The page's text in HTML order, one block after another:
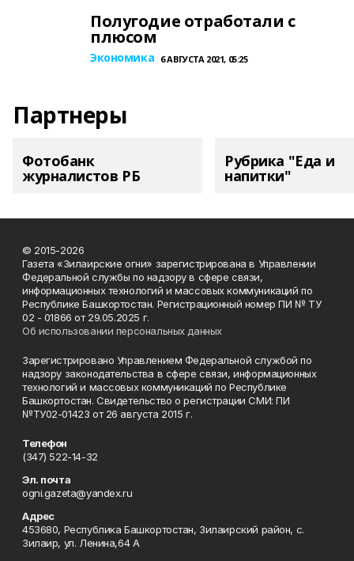
Полугодие отработали с
плюсом
Экономика 6 АВГУСТА 2021, 05:25
Партнеры
Фотобанк
журналистов РБ
Рубрика "Еда и
напитки"
© 2015-2026
Газета «Зилаирские огни» зарегистрирована в Управлении
Федеральной службы по надзору в сфере связи,
информационных технологий и массовых коммуникаций по
Республике Башкортостан. Регистрационный номер ПИ № ТУ
02 - 01866 от 29.05.2025 г.
Об использовании персональных данных
Зарегистрировано Управлением Федеральной службой по
надзору законодательства в сфере связи, информационных
технологий и массовых коммуникаций по Республике
Башкортостан. Свидетельство о регистрации СМИ: ПИ
№ТУ02-01423 от 26 августа 2015 г.
Телефон
(347) 522-14-32
Эл. почта
ogni.gazeta@yandex.ru
Адрес
453680, Республика Башкортостан, Зилаирский район, с.
Зилаир, ул. Ленина,64 А